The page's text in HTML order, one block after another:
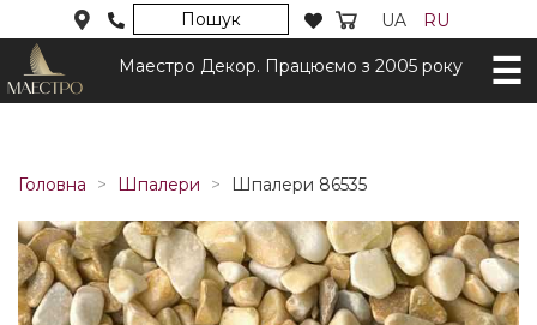
Пошук UA RU
Маестро Декор. Працюємо з 2005 року
Головна Шпалери Шпалери 86535